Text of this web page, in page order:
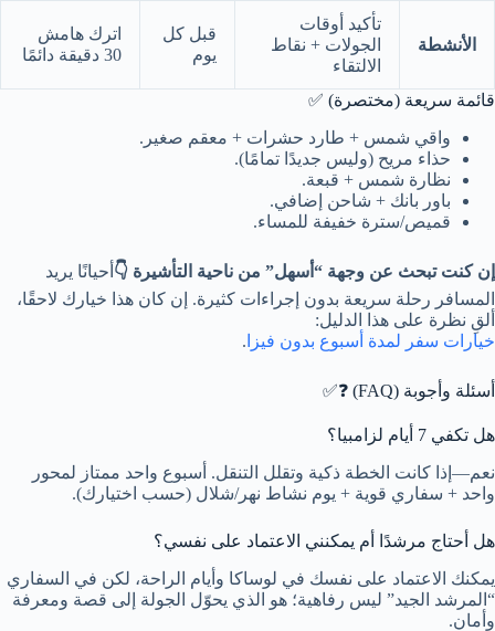
الأنشطة
تأكيد أوقات
الجولات + نقاط
الالتقاء
قبل كل
يوم
اترك هامش
30 دقيقة دائمًا
قائمة سريعة (مختصرة) ✅
واقي شمس + طارد حشرات + معقم صغير.
حذاء مريح (وليس جديدًا تمامًا).
نظارة شمس + قبعة.
باور بانك + شاحن إضافي.
قميص/سترة خفيفة للمساء.
إن كنت تبحث عن وجهة “أسهل” من ناحية التأشيرة 👇 أحيانًا يريد
المسافر رحلة سريعة بدون إجراءات كثيرة. إن كان هذا خيارك لاحقًا،
ألقِ نظرة على هذا الدليل:
خيارات سفر لمدة أسبوع بدون فيزا .
أسئلة وأجوبة (FAQ) ❓✅
هل تكفي 7 أيام لزامبيا؟
نعم—إذا كانت الخطة ذكية وتقلل التنقل. أسبوع واحد ممتاز لمحور
واحد + سفاري قوية + يوم نشاط نهر/شلال (حسب اختيارك).
هل أحتاج مرشدًا أم يمكنني الاعتماد على نفسي؟
يمكنك الاعتماد على نفسك في لوساكا وأيام الراحة، لكن في السفاري
“المرشد الجيد” ليس رفاهية؛ هو الذي يحوّل الجولة إلى قصة ومعرفة
وأمان.